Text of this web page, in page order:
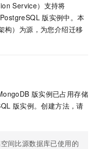
Service）支持将
版实例中。本
构）为源，为您介绍迁移
版实例已占用存储
版实例。创建方法，请
间比源数据库已使用的